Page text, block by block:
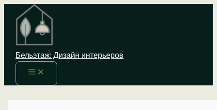
Перейти
содержимому
Бельэтаж: Дизайн интерьеров